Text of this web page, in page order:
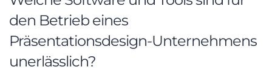
den Betrieb eines
Präsentationsdesign-Unternehmens
unerlässlich?